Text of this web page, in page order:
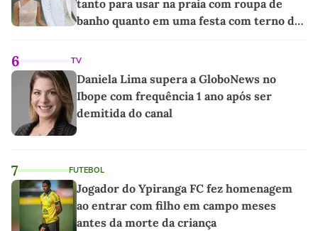
tanto para usar na praia com roupa de
banho quanto em uma festa com terno de
6 TV
Daniela Lima supera a GloboNews no
Ibope com frequência 1 ano após ser
demitida do canal
7 FUTEBOL
Jogador do Ypiranga FC fez homenagem
ao entrar com filho em campo meses
antes da morte da criança